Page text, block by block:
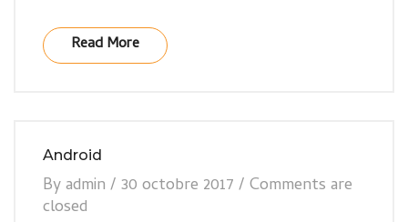
Read More
Android
Byadmin / 30 octobre 2017 / Comments are
closed